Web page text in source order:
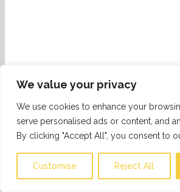
We value your privacy
We use cookies to enhance your
serve personalised ads or content, and
By clicking "Accept All", you consent to
Customise Reject All